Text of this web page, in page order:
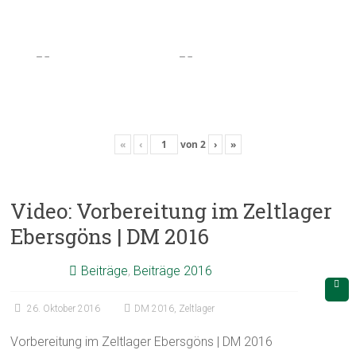
« ‹ von 2 › »
Video: Vorbereitung im Zeltlager
Ebersgöns | DM 2016
Beiträge, Beiträge 2016
26. Oktober 2016 DM 2016, Zeltlager
Vorbereitung im Zeltlager Ebersgöns | DM 2016